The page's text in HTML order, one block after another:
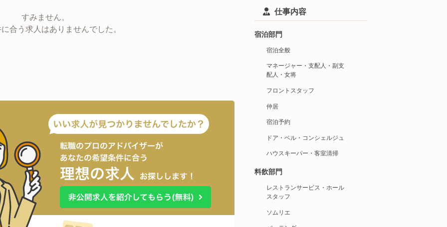
すみません。
合う求人はありませんでした。
仕事内容
宿泊部門
宿泊全般
マネージャー・支配人・副支
配人・女将
フロントスタッフ
仲居
宿泊予約
ドア・ベル・コンシェルジュ
ハウスキーパー・客室清掃
料飲部門
レストランサービス・ホール
スタッフ
ソムリエ